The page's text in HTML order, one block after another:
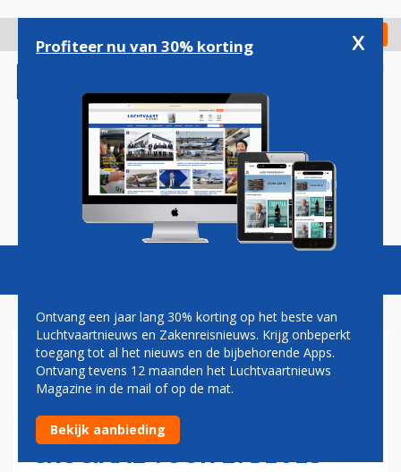
gaan
Check in
Magazine Podcasts Vacatures
SCHIPHOL AAN ZIJDEN
DRAADJE:
'NATUURVERGUNNING
CRUCIAAL VOOR LVB2025'
Profiteer nu van 30% korting x
Ontvang een jaar lang 30% korting op het beste van
Luchtvaartnieuws en Zakenreisnieuws. Krijg onbeperkt
toegang tot al het nieuws en de bijbehorende Apps.
Ontvang tevens 12 maanden het Luchtvaartnieuws
Magazine in de mail of op de mat.
Bekijk aanbieding